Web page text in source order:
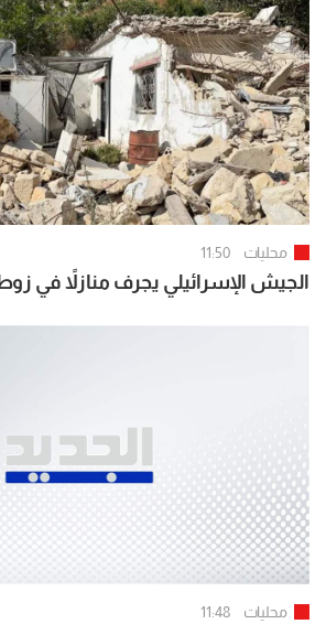
محليات 11:50
الجيش الإسرائيلي يجرف منازلاً في
محليات 11:48